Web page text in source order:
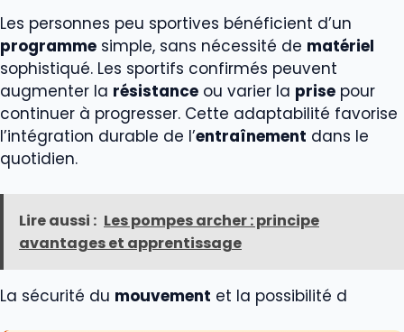
Les personnes peu sportives bénéficient d’un
programme simple, sans nécessité de matériel
sophistiqué. Les sportifs confirmés peuvent
augmenter la résistance ou varier la prise pour
continuer à progresser. Cette adaptabilité favorise
l’intégration durable de l’entraînement dans le
quotidien.
Lire aussi : Les pompes archer : principe
avantages et apprentissage
La sécurité du mouvement et la possibilité d